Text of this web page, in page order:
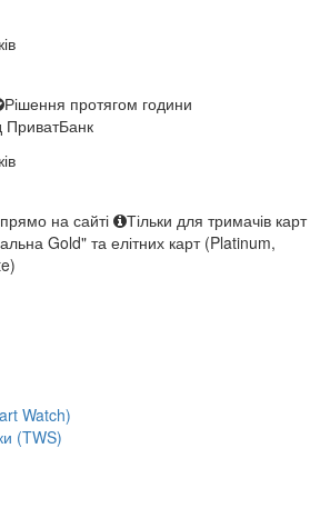
Рішення протягом години
ПриватБанк
на сайті
Тільки для тримачів карт
Gold" та елітних карт (Platinum,
Watch)
(TWS)